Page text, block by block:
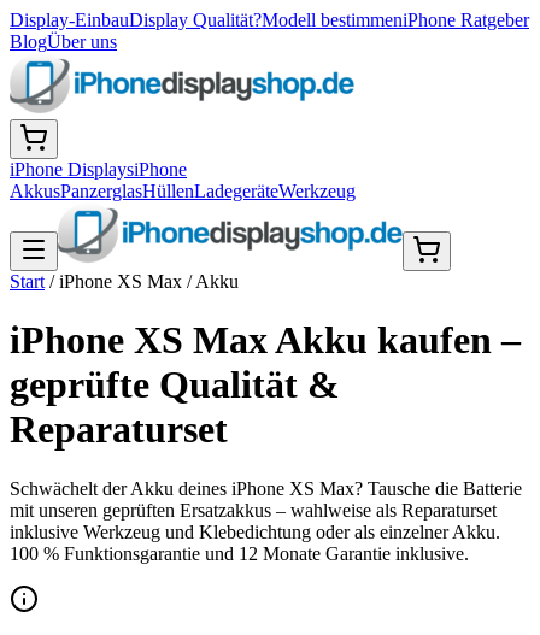
Display-EinbauDisplay Qualität?Modell bestimmeniPhone Ratgeber
BlogÜber uns
iPhone DisplaysiPhone
AkkusPanzerglasHüllenLadegeräteWerkzeug
Start /iPhone XS Max /Akku
iPhone XS Max Akku kaufen –
geprüfte Qualität &
Reparaturset
Schwächelt der Akku deines iPhone XS Max? Tausche die Batterie
mit unseren geprüften Ersatzakkus – wahlweise als Reparaturset
inklusive Werkzeug und Klebedichtung oder als einzelner Akku.
100 % Funktionsgarantie und 12 Monate Garantie inklusive.